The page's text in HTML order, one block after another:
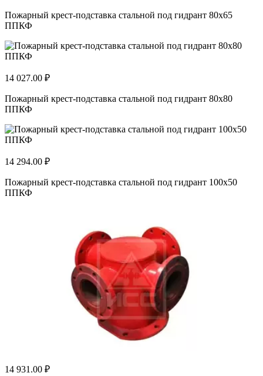
Пожарный крест-подставка стальной под гидрант 80х65
ППКФ
14 027.00 ₽
Пожарный крест-подставка стальной под гидрант 80х80
ППКФ
14 294.00 ₽
Пожарный крест-подставка стальной под гидрант 100х50
ППКФ
14 931.00 ₽